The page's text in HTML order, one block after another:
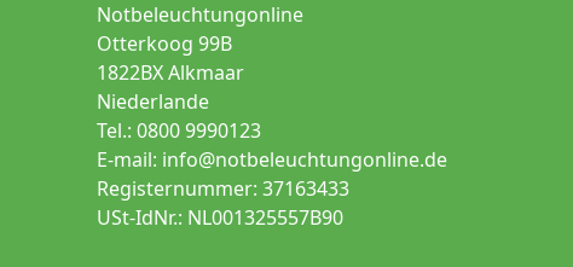
Notbeleuchtungonline
Otterkoog 99B
1822BX Alkmaar
Niederlande
Tel.: 0800 9990123
E-mail: info@notbeleuchtungonline.de
Registernummer: 37163433
USt-IdNr.: NL001325557B90